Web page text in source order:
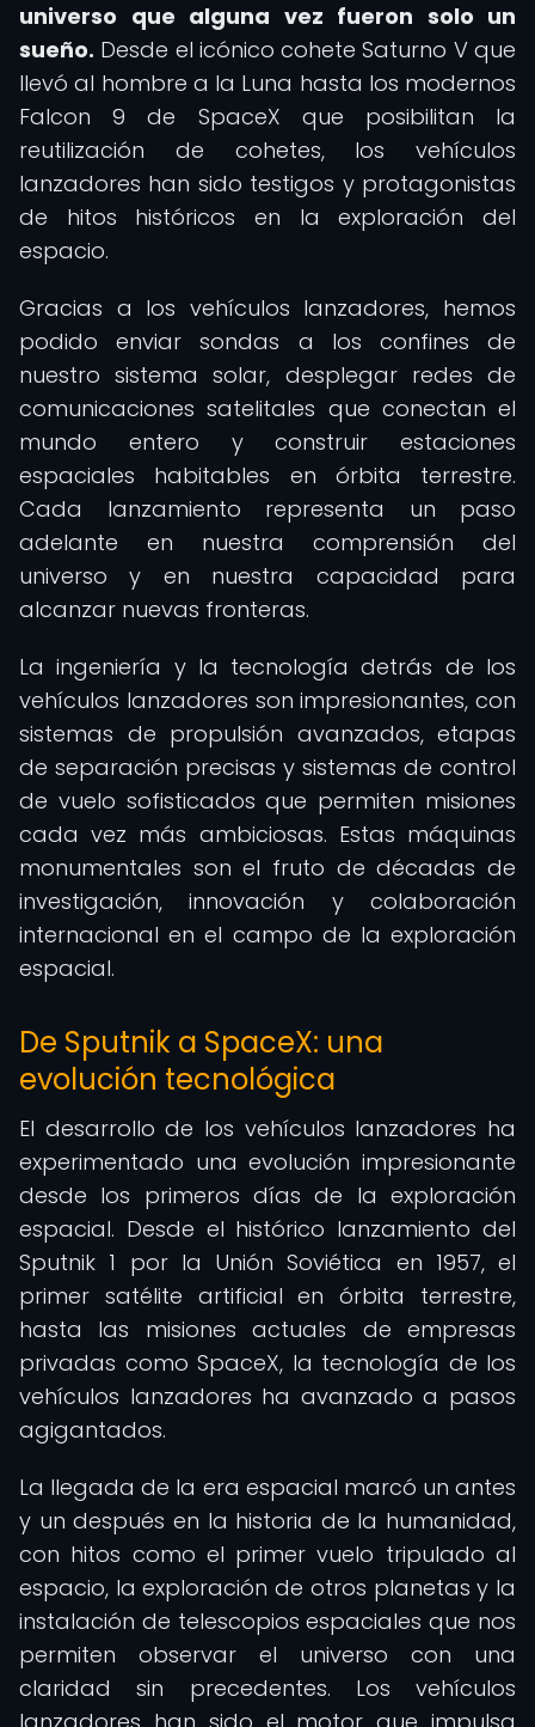
universo que alguna vez fueron solo un
sueño. Desde el icónico cohete Saturno V que
llevó al hombre a la Luna hasta los modernos
Falcon 9 de SpaceX que posibilitan la
reutilización de cohetes, los vehículos
lanzadores han sido testigos y protagonistas
de hitos históricos en la exploración del
espacio.
Gracias a los vehículos lanzadores, hemos
podido enviar sondas a los confines de
nuestro sistema solar, desplegar redes de
comunicaciones satelitales que conectan el
mundo entero y construir estaciones
espaciales habitables en órbita terrestre.
Cada lanzamiento representa un paso
adelante en nuestra comprensión del
universo y en nuestra capacidad para
alcanzar nuevas fronteras.
La ingeniería y la tecnología detrás de los
vehículos lanzadores son impresionantes, con
sistemas de propulsión avanzados, etapas
de separación precisas y sistemas de control
de vuelo sofisticados que permiten misiones
cada vez más ambiciosas. Estas máquinas
monumentales son el fruto de décadas de
investigación, innovación y colaboración
internacional en el campo de la exploración
espacial.
De Sputnik a SpaceX: una
evolución tecnológica
El desarrollo de los vehículos lanzadores ha
experimentado una evolución impresionante
desde los primeros días de la exploración
espacial. Desde el histórico lanzamiento del
Sputnik 1 por la Unión Soviética en 1957, el
primer satélite artificial en órbita terrestre,
hasta las misiones actuales de empresas
privadas como SpaceX, la tecnología de los
vehículos lanzadores ha avanzado a pasos
agigantados.
La llegada de la era espacial marcó un antes
y un después en la historia de la humanidad,
con hitos como el primer vuelo tripulado al
espacio, la exploración de otros planetas y la
instalación de telescopios espaciales que nos
permiten observar el universo con una
claridad sin precedentes. Los vehículos